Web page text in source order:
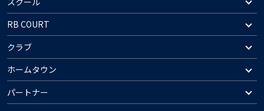
RB COURT
クラブ
ホームタウン
パートナー